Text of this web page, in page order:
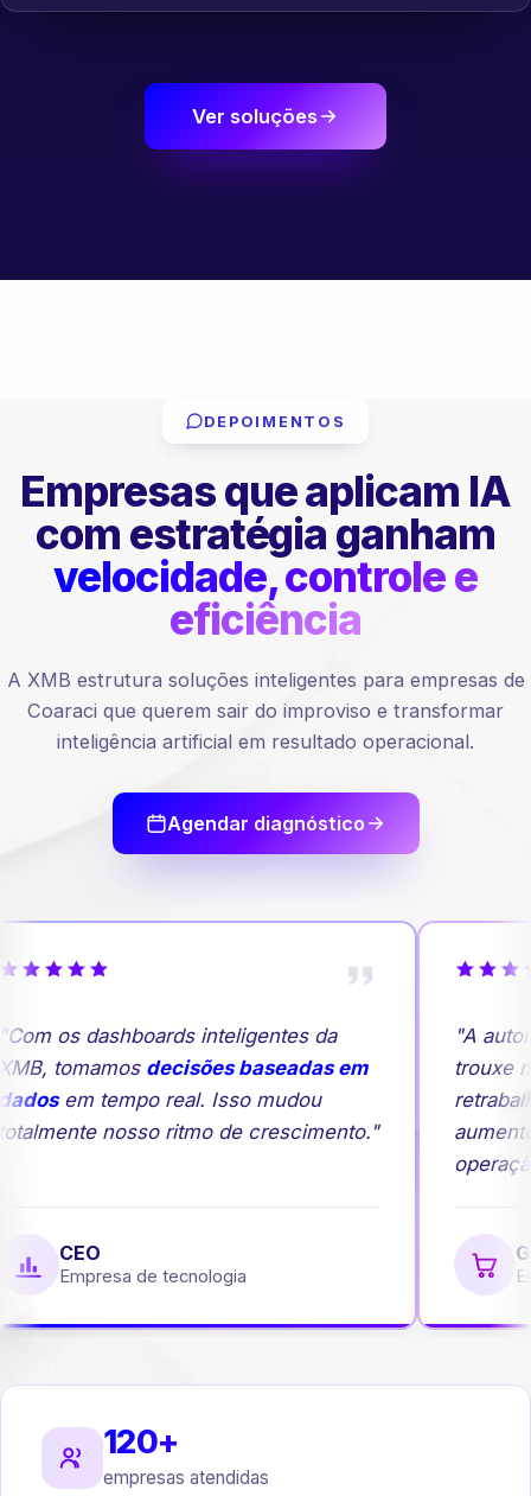
Ver soluções
DEPOIMENTOS
Empresas que aplicam IA
com estratégia ganham
velocidade, controle e
eficiência
A XMB estrutura soluções inteligentes para empresas de
Coaraci que querem sair do improviso e transformar
inteligência artificial em resultado operacional.
Agendar diagnóstico
os dashboards inteligentes da
tomamosdecisões baseadas em
em tempo real. Isso mudou
nosso ritmo de crescimento."
CEO
Empresa de tecnologia
"A
trouxe
120+
empresas atendidas